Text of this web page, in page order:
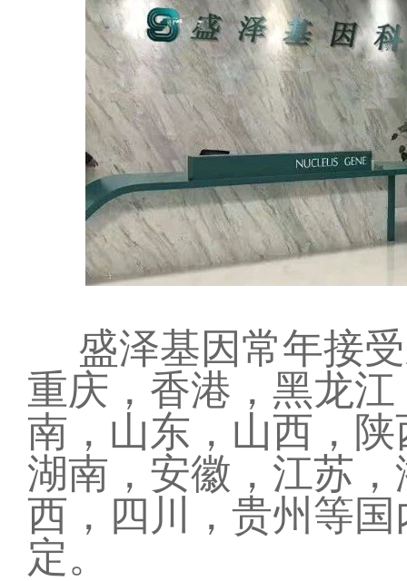
盛泽基因常年接
重庆，香港，黑龙
南，山东，山西，
湖南，安徽，江苏
西，四川，贵州等
定。